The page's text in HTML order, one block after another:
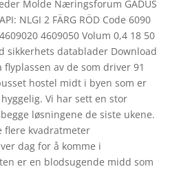
Molde Næringsforum GADUS
NLGI 2 FÄRG RÖD Code 6090
4609050 Volum 0,4 18 50
sikkerhets datablader Download
av de som driver 91
hostel midt i byen som er
Vi har sett en stor
løsningene de siste ukene.
flere kvadratmeter
dag for å komme i
er en blodsugende midd som